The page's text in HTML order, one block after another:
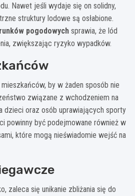
Nawet jeśli wydaje się on solidny,
struktury lodowe są osłabione.
pogodowych sprawia, że lód
zwiększając ryzyko wypadków.
by w żaden sposób nie
związane z wchodzeniem na
dzieci oraz osób uprawiających sporty
powinny być podejmowane również w
które mogą nieświadomie wejść na
zaleca się unikanie zbliżania się do